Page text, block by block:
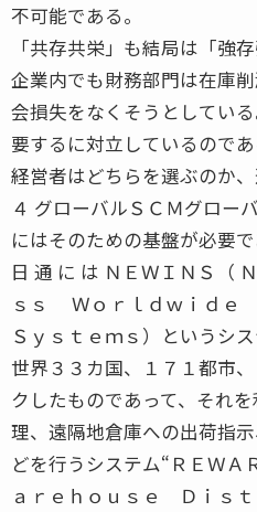
不可能である。
「共存共栄」も結局は「強
企業内でも財務部門は在庫
会損失をなくそうとしている
要するに対立しているのであ
経営者はどちらを選ぶのか
４ グローバルＳＣＭグロー
にはそのための基盤が必要で
日 通 に は ＮＥＷＩＮＳ（
ｓｓ Ｗｏｒｌｄｗｉｄｅ
Ｓｙｓｔｅｍｓ）というシス
世界３３カ国、１７１都市
クしたものであって、それ
理、遠隔地倉庫への出荷指
どを行うシステム“ＲＥＷ
ａｒｅｈｏｕｓｅ Ｄｉｓ